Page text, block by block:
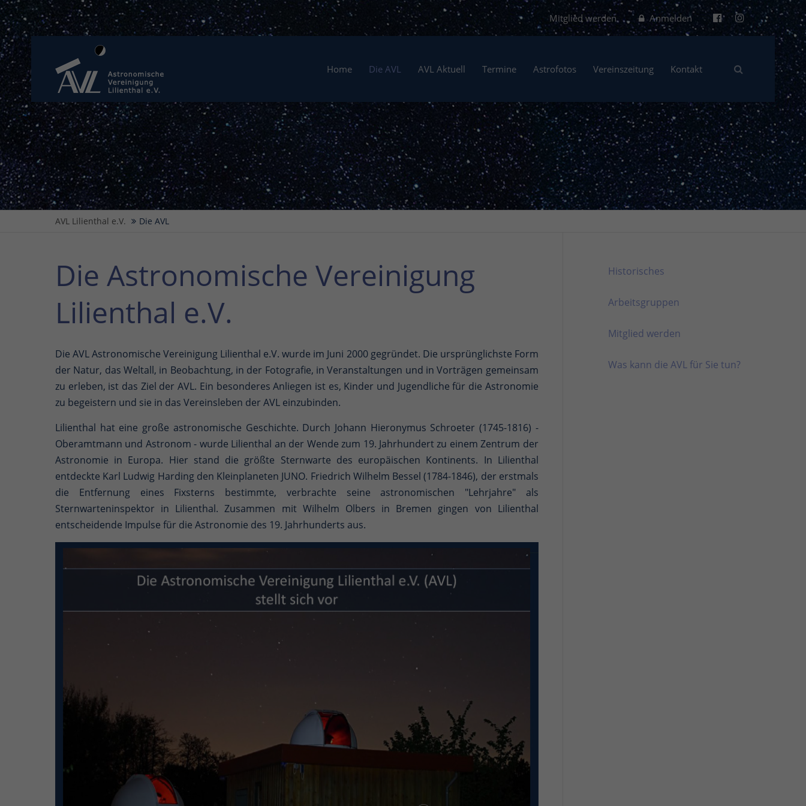
Anmelden
Mitglied werden
Home Die AVL AVL Aktuell Termine Astrofotos Vereinszeitung Kontakt
AVL Lilienthal e.V. Die AVL
Die Astronomische Vereinigung
Lilienthal e.V.
Die AVL Astronomische Vereinigung Lilienthal e.V. wurde im Juni 2000 gegründet. Die ursprünglichste Form
der Natur, das Weltall, in Beobachtung, in der Fotografie, in Veranstaltungen und in Vorträgen gemeinsam
zu erleben, ist das Ziel der AVL. Ein besonderes Anliegen ist es, Kinder und Jugendliche für die Astronomie
zu begeistern und sie in das Vereinsleben der AVL einzubinden.
Lilienthal hat eine große astronomische Geschichte. Durch Johann Hieronymus Schroeter (1745-1816) -
Oberamtmann und Astronom - wurde Lilienthal an der Wende zum 19. Jahrhundert zu einem Zentrum der
Astronomie in Europa. Hier stand die größte Sternwarte des europäischen Kontinents. In Lilienthal
entdeckte Karl Ludwig Harding den Kleinplaneten JUNO. Friedrich Wilhelm Bessel (1784-1846), der erstmals
die Entfernung eines Fixsterns bestimmte, verbrachte seine astronomischen "Lehrjahre" als
Sternwarteninspektor in Lilienthal. Zusammen mit Wilhelm Olbers in Bremen gingen von Lilienthal
entscheidende Impulse für die Astronomie des 19. Jahrhunderts aus.
Historisches
Arbeitsgruppen
Mitglied werden
Was kann die AVL für Sie tun?